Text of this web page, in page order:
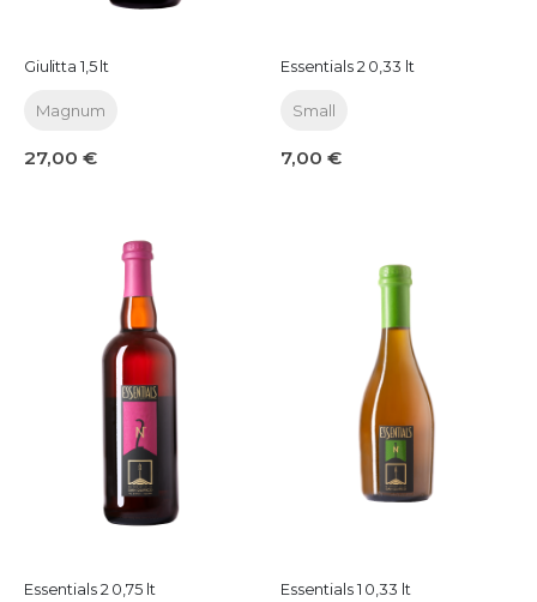
Giulitta 1,5 lt
Magnum
27,00 €
Essentials 2 0,33 lt
Small
7,00 €
Essentials 2 0,75 lt Essentials 1 0,33 lt